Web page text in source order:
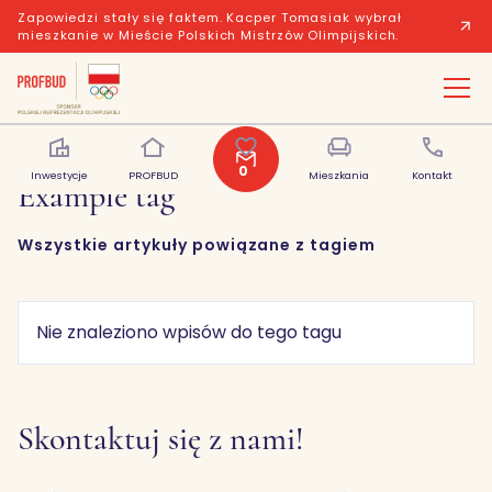
Zapowiedzi stały się faktem. Kacper Tomasiak wybrał
mieszkanie w Mieście Polskich Mistrzów Olimpijskich.
Inwestycje PROFBUD 0
Polubione Mieszkania Kontakt
Example tag
Wszystkie artykuły powiązane z tagiem
Nie znaleziono wpisów do tego tagu
Skontaktuj się z nami!